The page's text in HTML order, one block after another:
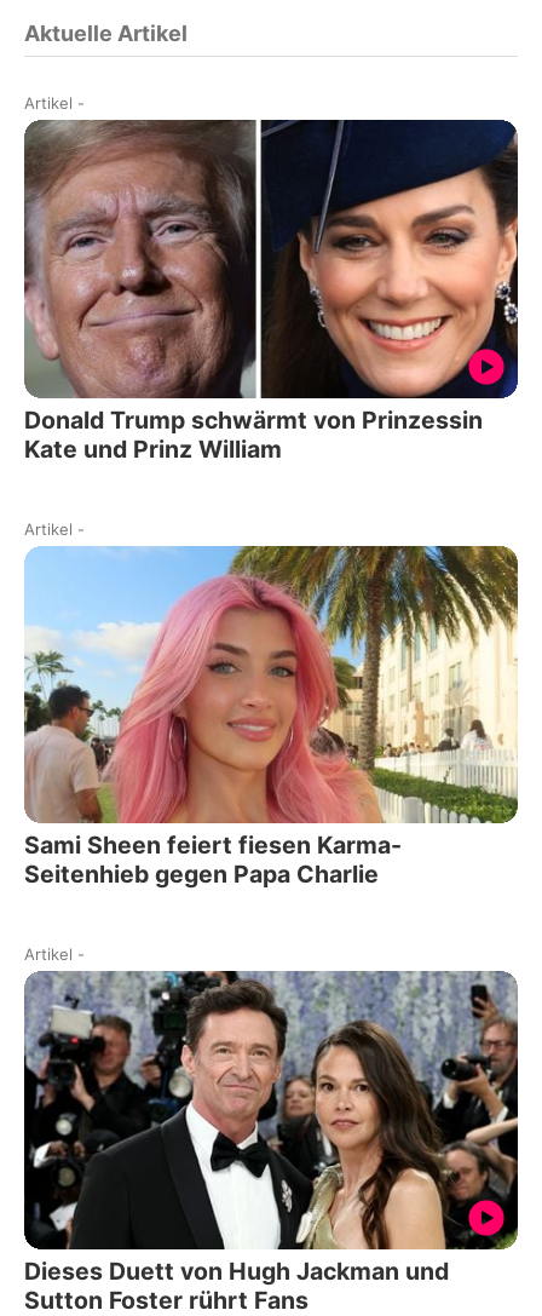
Aktuelle Artikel
Artikel -
Donald Trump schwärmt von Prinzessin
Kate und Prinz William
Artikel -
Sami Sheen feiert fiesen Karma-
Seitenhieb gegen Papa Charlie
Artikel -
Dieses Duett von Hugh Jackman und
Sutton Foster rührt Fans